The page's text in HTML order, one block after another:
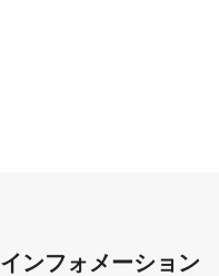
インフォメーション